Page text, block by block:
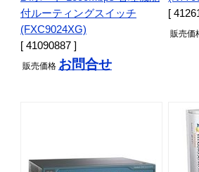
付ルーティングスイッチ
(FXC9024XG)
[ 41090887 ]
販売価格 お問合せ
[
販売価